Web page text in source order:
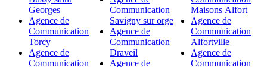
Georges
Agence de
Communication
Torcy
Agence de
Communication
Communication
Savigny sur orge
Agence de
Communication
Draveil
Agence de
Maisons Alfort
Agence de
Communication
Alfortville
Agence de
Communication